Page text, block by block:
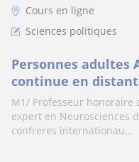
Cours en ligne
Sciences politiques
Personnes adultes
continue en
M1/ Professeur
expert en Neurosciences
confreres internationau...